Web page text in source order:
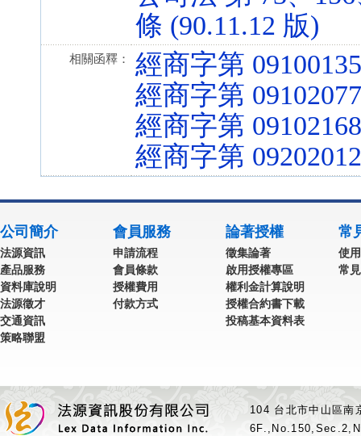
條 (90.11.12 版)
相關函釋：
經商字第
經商字第
經商字第
經商字第
公司簡介
法源資訊
產品服務
資料庫說明
法源徵才
交通資訊
策略聯盟
會員服務
申請流程
會員條款
授權費用
付款方式
論著授權
徵集論著
啟用授權專區
權利金計算說明
授權合約書下載
投稿基本資料表
常
使
常
104 台北市中山區